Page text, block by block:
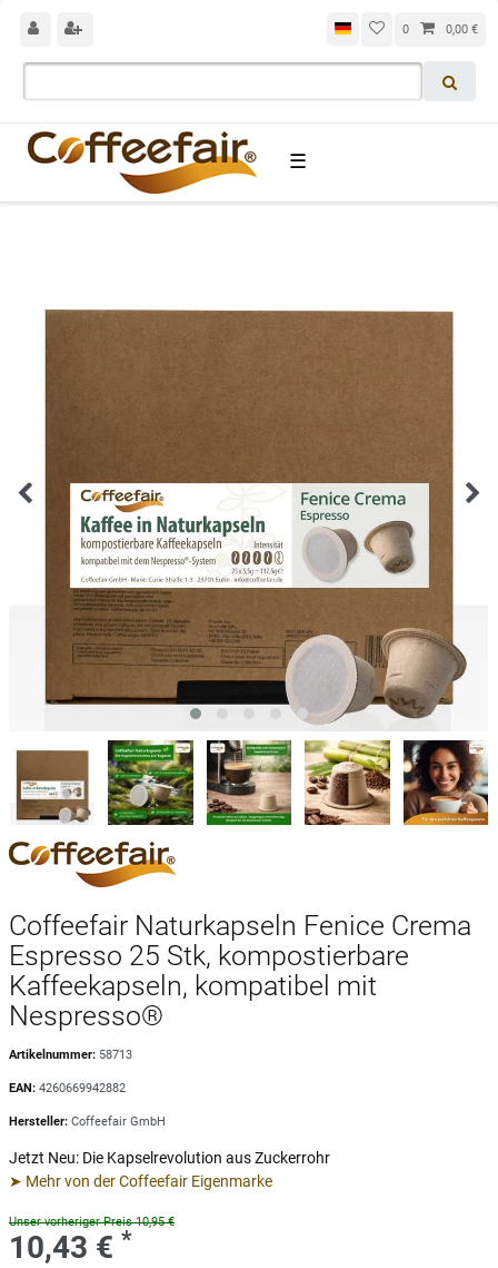
0 0,00 €
☰
Coffeefair Naturkapseln Fenice Crema
Espresso 25 Stk, kompostierbare
Kaffeekapseln, kompatibel mit
Nespresso®
Artikelnummer: 58713
EAN: 4260669942882
Hersteller: Coffeefair GmbH
Jetzt Neu: Die Kapselrevolution aus Zuckerrohr
➤ Mehr von der Coffeefair Eigenmarke
Unser vorheriger Preis 10,95 €
10,43 € *